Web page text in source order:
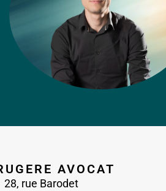
AVOCAT
28, rue Barodet